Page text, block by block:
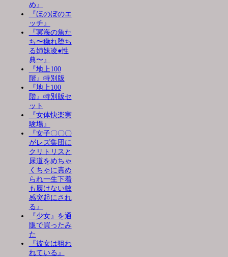
め』
『ほのぼのエ
ッチ』
『冥海の魚た
ち〜穢れ堕ち
る姉妹凌●性
典〜』
『地上100
階』特別版
『地上100
階』特別版セ
ット
『女体快楽実
験場』
『女子〇〇〇
がレズ集団に
クリトリスと
尿道をめちゃ
くちゃに責め
られ一生下着
も履けない敏
感突起にされ
る』
『少女』を通
販で買ったみ
た
『彼女は狙わ
れている』